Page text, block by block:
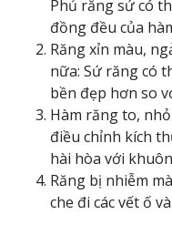
Phủ răng sứ có
đồng đều của
Răng xỉn màu,
nữa: Sứ răng có
bền đẹp hơn so
Hàm răng to,
điều chỉnh kích
hài hòa với
Răng bị nhiễm
che đi các vết ố